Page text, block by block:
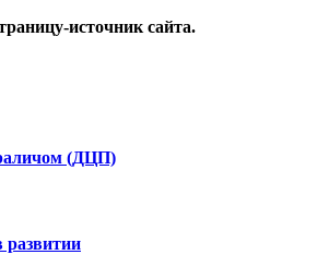
источник сайта.
(ДЦП)
развитии